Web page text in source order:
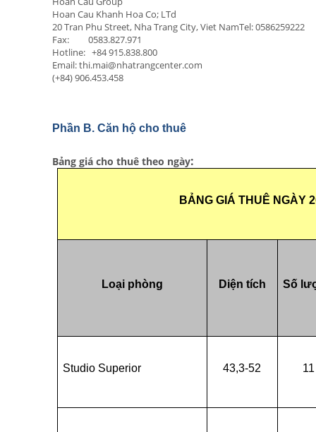
Hoan Cau Khanh Hoa Co; LTd
20 Tran Phu Street, Nha Trang City, Viet NamTel: 0586259222
Fax:         0583.827.971
Hotline:   +84 915.838.800
(+84) 906.453.458
Bảng giá cho thuê theo ngày:
BẢNG GIÁ THUÊ NGÀY
Loại phòng Diện tích Số
Studio Superior 43,3-52 11